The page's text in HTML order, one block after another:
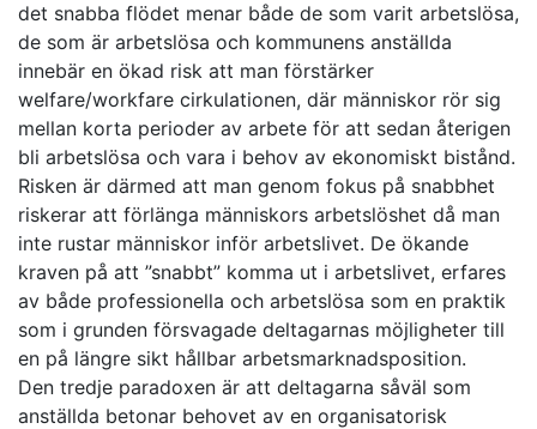
det snabba flödet menar både de som varit arbetslösa,
de som är arbetslösa och kommunens anställda
innebär en ökad risk att man förstärker
welfare/workfare cirkulationen, där människor rör sig
mellan korta perioder av arbete för att sedan återigen
bli arbetslösa och vara i behov av ekonomiskt bistånd.
Risken är därmed att man genom fokus på snabbhet
riskerar att förlänga människors arbetslöshet då man
inte rustar människor inför arbetslivet. De ökande
kraven på att ”snabbt” komma ut i arbetslivet, erfares
av både professionella och arbetslösa som en praktik
som i grunden försvagade deltagarnas möjligheter till
en på längre sikt hållbar arbetsmarknadsposition.
Den tredje paradoxen är att deltagarna såväl som
anställda betonar behovet av en organisatorisk